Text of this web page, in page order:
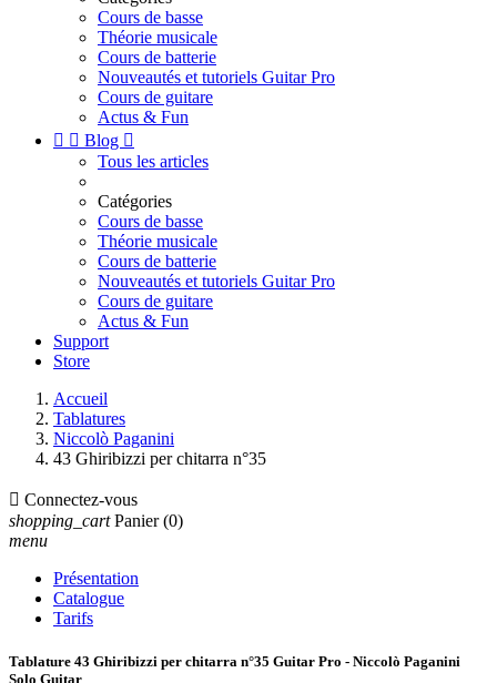
Cours de basse
Théorie musicale
Cours de batterie
Nouveautés et tutoriels Guitar Pro
Cours de guitare
Actus & Fun
  Blog 
Tous les articles
Catégories
Cours de basse
Théorie musicale
Cours de batterie
Nouveautés et tutoriels Guitar Pro
Cours de guitare
Actus & Fun
Support
Store
Accueil
Tablatures
Niccolò Paganini
43 Ghiribizzi per chitarra n°35
 Connectez-vous
shopping_cart Panier (0)
menu
Présentation
Catalogue
Tarifs
Tablature 43 Ghiribizzi per chitarra n°35 Guitar Pro - Niccolò Paganini
Solo Guitar